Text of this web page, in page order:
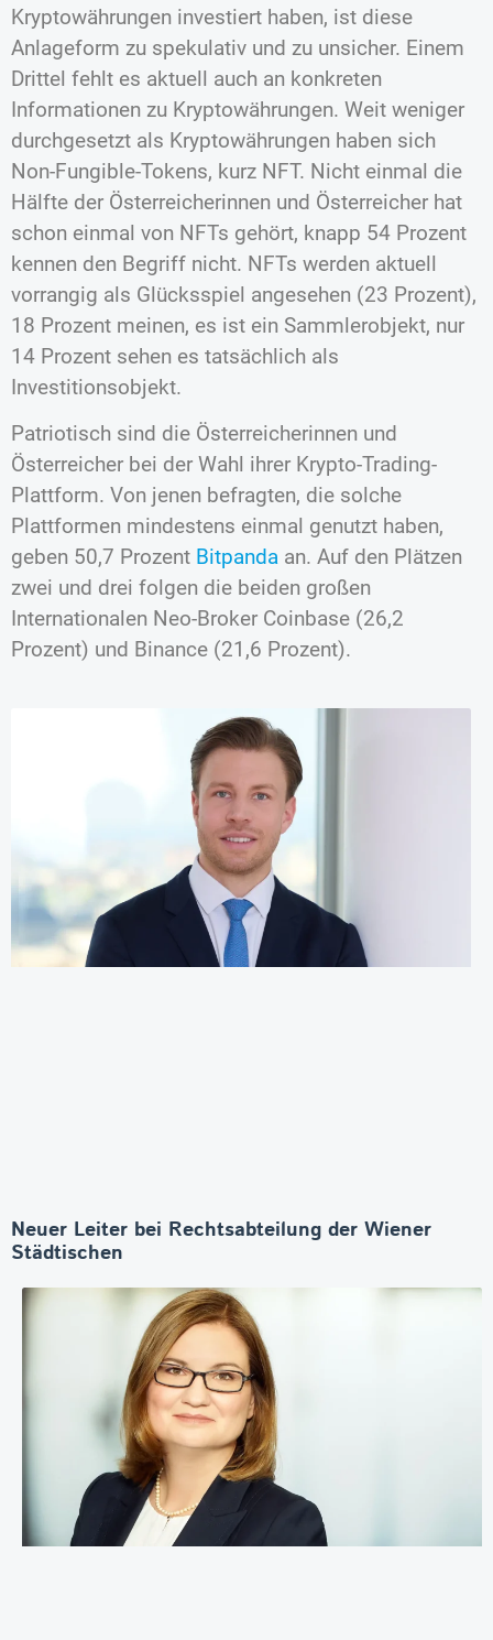
Kryptowährungen investiert haben, ist diese
Anlageform zu spekulativ und zu unsicher. Einem
Drittel fehlt es aktuell auch an konkreten
Informationen zu Kryptowährungen. Weit weniger
durchgesetzt als Kryptowährungen haben sich
Non-Fungible-Tokens, kurz NFT. Nicht einmal die
Hälfte der Österreicherinnen und Österreicher hat
schon einmal von NFTs gehört, knapp 54 Prozent
kennen den Begriff nicht. NFTs werden aktuell
vorrangig als Glücksspiel angesehen (23 Prozent),
18 Prozent meinen, es ist ein Sammlerobjekt, nur
14 Prozent sehen es tatsächlich als
Investitionsobjekt.
Patriotisch sind die Österreicherinnen und
Österreicher bei der Wahl ihrer Krypto-Trading-
Plattform. Von jenen befragten, die solche
Plattformen mindestens einmal genutzt haben,
geben 50,7 Prozent Bitpanda an. Auf den Plätzen
zwei und drei folgen die beiden großen
Internationalen Neo-Broker Coinbase (26,2
Prozent) und Binance (21,6 Prozent).
Neuer Leiter bei Rechtsabteilung der Wiener
Städtischen